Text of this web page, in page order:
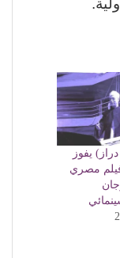
يفوز
مصري